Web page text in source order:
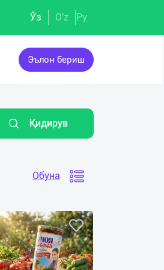
Ўз O'z Ру
Эълон бериш
Қидирув
Обуна